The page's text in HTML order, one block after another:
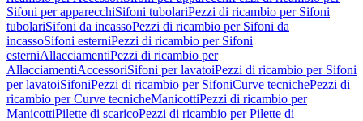
Sifoni per apparecchiSifoni tubolariPezzi di ricambio per Sifoni
tubolariSifoni da incassoPezzi di ricambio per Sifoni da
incassoSifoni esterniPezzi di ricambio per Sifoni
esterniAllacciamentiPezzi di ricambio per
AllacciamentiAccessoriSifoni per lavatoiPezzi di ricambio per Sifoni
per lavatoiSifoniPezzi di ricambio per SifoniCurve tecnichePezzi di
ricambio per Curve tecnicheManicottiPezzi di ricambio per
ManicottiPilette di scaricoPezzi di ricambio per Pilette di